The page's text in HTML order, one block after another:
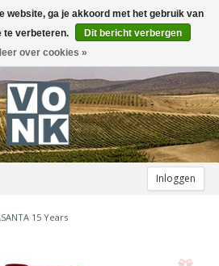
Inloggen
15 Years
website, ga je akkoord met het gebruik van
te verbeteren.
Dit bericht verbergen
over cookies »